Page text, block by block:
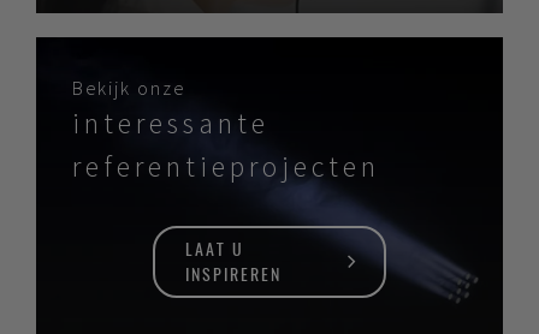
Bekijk onze
interessante
referentieprojecten
LAAT U
INSPIREREN